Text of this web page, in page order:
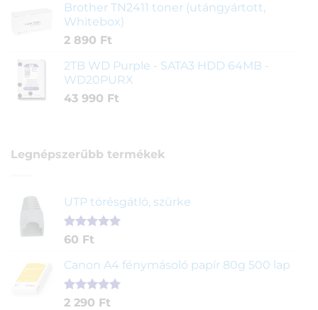
Brother TN2411 toner (utángyártott,
Whitebox)
2 890 Ft
2TB WD Purple - SATA3 HDD 64MB -
WD20PURX
43 990 Ft
Legnépszerűbb termékek
UTP törésgátló, szürke
Értékelés
ből,
1
értékelés
alapján
60 Ft
Canon A4 fénymásoló papír 80g 500 lap
Értékelés
2
2 290 Ft